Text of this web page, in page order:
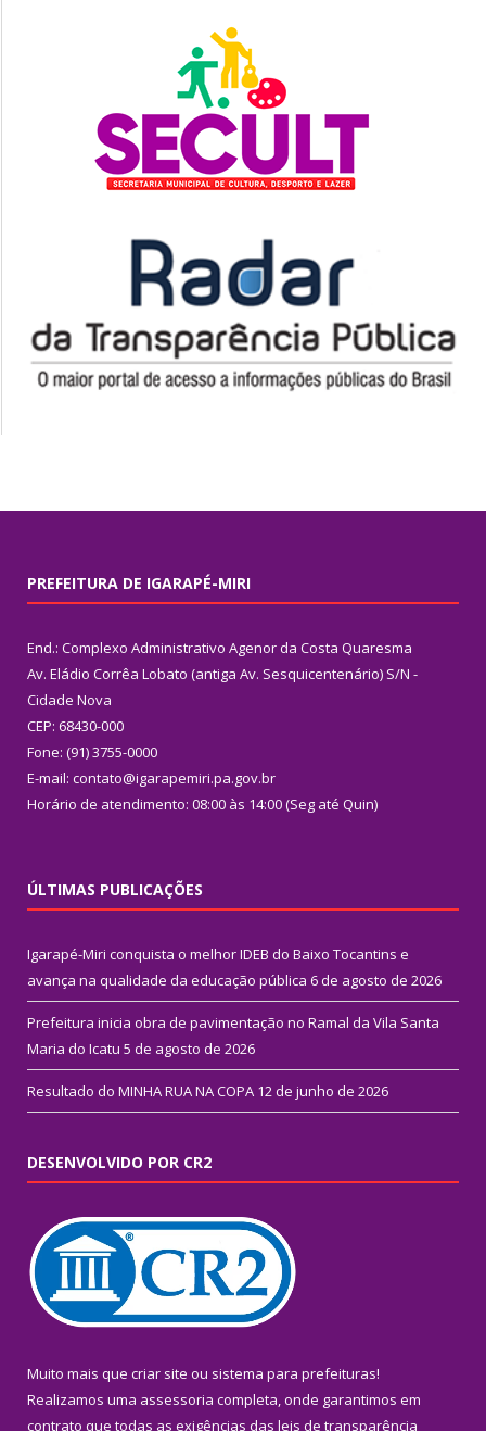
PREFEITURA DE IGARAPÉ-MIRI
End.: Complexo Administrativo Agenor da Costa Quaresma
Av. Eládio Corrêa Lobato (antiga Av. Sesquicentenário) S/N -
Cidade Nova
CEP: 68430-000
Fone: (91) 3755-0000
E-mail: contato@igarapemiri.pa.gov.br
Horário de atendimento: 08:00 às 14:00 (Seg até Quin)
ÚLTIMAS PUBLICAÇÕES
Igarapé-Miri conquista o melhor IDEB do Baixo Tocantins e
avança na qualidade da educação pública 6 de agosto de 2026
Prefeitura inicia obra de pavimentação no Ramal da Vila Santa
Maria do Icatu 5 de agosto de 2026
Resultado do MINHA RUA NA COPA 12 de junho de 2026
DESENVOLVIDO POR CR2
Muito mais que criar site ou sistema para prefeituras!
Realizamos uma assessoria completa, onde garantimos em
contrato que todas as exigências das leis de transparência